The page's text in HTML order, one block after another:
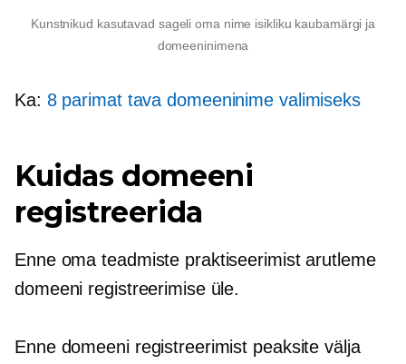
Kunstnikud kasutavad sageli oma nime isikliku kaubamärgi ja
domeeninimena
Ka: 8 parimat tava domeeninime valimiseks
Kuidas domeeni
registreerida
Enne oma teadmiste praktiseerimist arutleme
domeeni registreerimise üle.
Enne domeeni registreerimist peaksite välja